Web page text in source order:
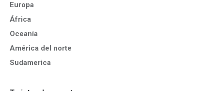
Europa
África
Oceanía
América del norte
Sudamerica